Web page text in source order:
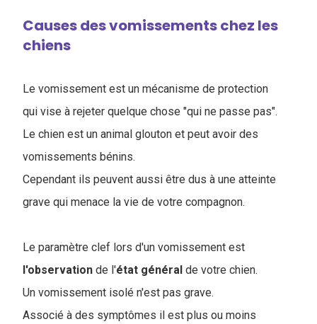
Causes des vomissements chez les
chiens
Le vomissement est un mécanisme de protection
qui vise à rejeter quelque chose "qui ne passe pas".
Le chien est un animal glouton et peut avoir des
vomissements bénins.
Cependant ils peuvent aussi être dus à une atteinte
grave qui menace la vie de votre compagnon.
Le paramètre clef lors d'un vomissement est
l'observation de l'état général de votre chien.
Un vomissement isolé n'est pas grave.
Associé à des symptômes il est plus ou moins